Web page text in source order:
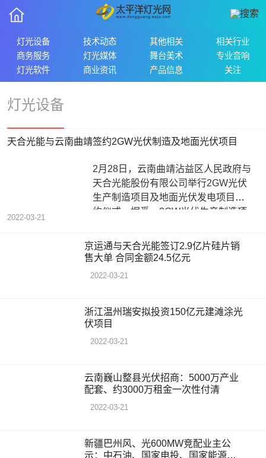
灯光设备 技术动态 其他相关
相关行业
商务服务
灯光媒体 舞台美术
专业音响
灯光软件
商业资讯 产品信息 关注
灯光设备
天合光能与云南曲靖签约2GW光伏制造及地面光伏项目
2月28日，云南曲靖沾益区人民政府与
天合光能股份有限公司举行2GW光伏
生产制造项目及地面光伏发电项目签
约仪式。据悉，2GW光伏生产制造项
2022-03-21
京运通与天合光能签订2.9亿片硅片销
售大单 合同金额24.5亿元
2022-03-21
浙江温州瑞安拟投资150亿元建滩涂光
伏项目
2022-03-21
云南巍山整县光伏招商：5000万产业
配套、约3000万租金一次性付清
2022-03-21
新疆巴州风、光600MW竞配业主公
示：中石油、国家电投、国家能源集